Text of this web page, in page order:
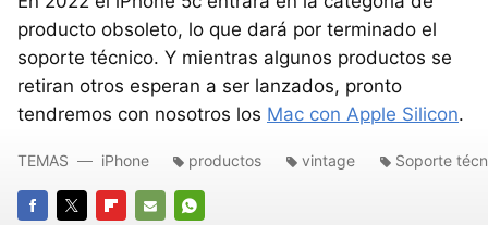
producto obsoleto, lo que dará por terminado el
soporte técnico. Y mientras algunos productos se
retiran otros esperan a ser lanzados, pronto
tendremos con nosotros los Mac con Apple Silicon.
TEMAS iPhone productos vintage Soporte